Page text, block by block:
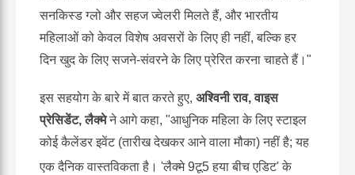
सनकिस्ड ग्लो और सहज ज्वेलरी मिलते हैं, और भारतीय
महिलाओं को केवल विशेष अवसरों के लिए ही नहीं, बल्कि हर
दिन खुद के लिए सजने-संवरने के लिए प्रेरित करना चाहते हैं।"
इस सहयोग के बारे में बात करते हुए, अश्विनी राव, वाइस
प्रेसिडेंट, लैक्मेने आगे कहा, "आधुनिक महिला के लिए स्टाइल
कोई कैलेंडर इवेंट (तारीख देखकर आने वाला मौका) नहीं है; यह
एक दैनिक वास्तविकता है। 'लैक्मे 9टू5 हया बीच एडिट' के